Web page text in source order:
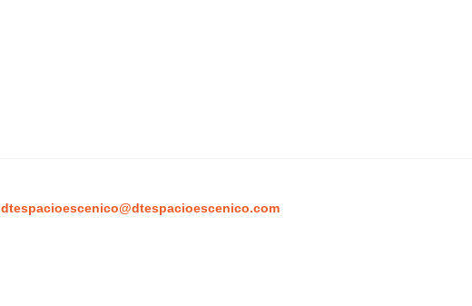
dtespacioescenico@dtespacioescenico.com